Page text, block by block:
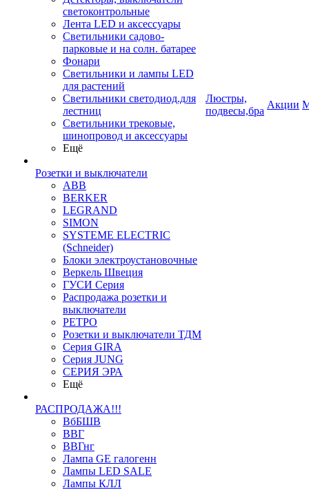
светоконтрольные
Лента LED и аксессуары
Светильники садово-
парковые и на солн. батарее
Фонари
Светильники и лампы LED
для растений
Светильники светодиод.для
лестниц
Светильники трековые,
шинопровод и аксессуары
Ещё
Розетки и выключатели
ABB
BERKER
LEGRAND
SIMON
SYSTEME ELECTRIC
(Schneider)
Блоки электроустановочные
Веркель Швеция
ГУСИ Серия
Распродажа розетки и
выключатели
РЕТРО
Розетки и выключатели ТДМ
Серия GIRA
Серия JUNG
СЕРИЯ ЭРА
Ещё
РАСПРОДАЖА!!!
ВбБШВ
ВВГ
ВВГнг
Лампа GE галогенн
Лампы LED SALE
Лампы КЛЛ
Люстры,
подвесы,бра
Акции